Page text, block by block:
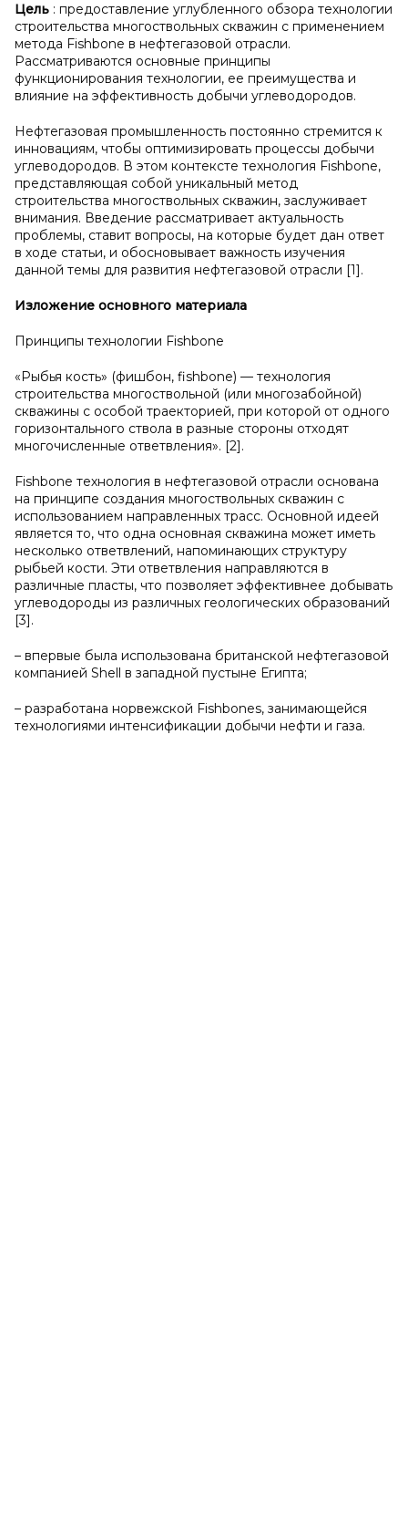
Цель : предоставление углубленного обзора технологии
строительства многоствольных скважин с применением
метода Fishbone в нефтегазовой отрасли.
Рассматриваются основные принципы
функционирования технологии, ее преимущества и
влияние на эффективность добычи углеводородов.
Нефтегазовая промышленность постоянно стремится к
инновациям, чтобы оптимизировать процессы добычи
углеводородов. В этом контексте технология Fishbone,
представляющая собой уникальный метод
строительства многоствольных скважин, заслуживает
внимания. Введение рассматривает актуальность
проблемы, ставит вопросы, на которые будет дан ответ
в ходе статьи, и обосновывает важность изучения
данной темы для развития нефтегазовой отрасли [1].
Изложение основного материала
Принципы технологии Fishbone
«Рыбья кость» (фишбон, fishbone) — технология
строительства многоствольной (или многозабойной)
скважины с особой траекторией, при которой от одного
горизонтального ствола в разные стороны отходят
многочисленные ответвления». [2].
Fishbone технология в нефтегазовой отрасли основана
на принципе создания многоствольных скважин с
использованием направленных трасс. Основной идеей
является то, что одна основная скважина может иметь
несколько ответвлений, напоминающих структуру
рыбьей кости. Эти ответвления направляются в
различные пласты, что позволяет эффективнее добывать
углеводороды из различных геологических образований
[3].
– впервые была использована британской нефтегазовой
компанией Shell в западной пустыне Египта;
– разработана норвежской Fishbones, занимающейся
технологиями интенсификации добычи нефти и газа.